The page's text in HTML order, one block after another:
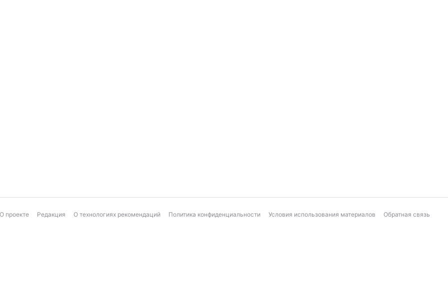
О проекте Редакция О технологиях рекомендаций Политика конфиденциальности Условия использования материалов Обратная связь